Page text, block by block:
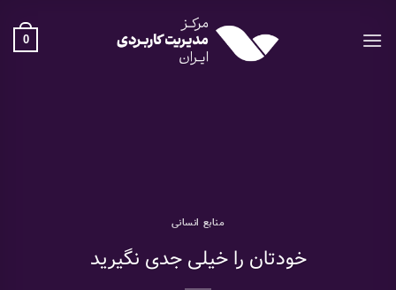
content
0
منابع انسانی
خودتان را خیلی جدی نگیرید